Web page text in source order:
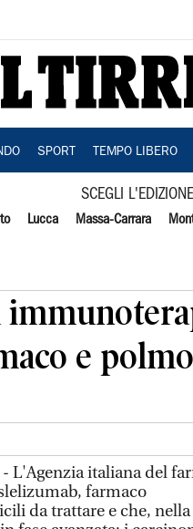
SPORT TEMPO LIBERO
SCEGLI L'EDIZIONE
Lucca Massa-Carrara
e
L'Agenzia italiana del
farmaco
da trattare e che, nella